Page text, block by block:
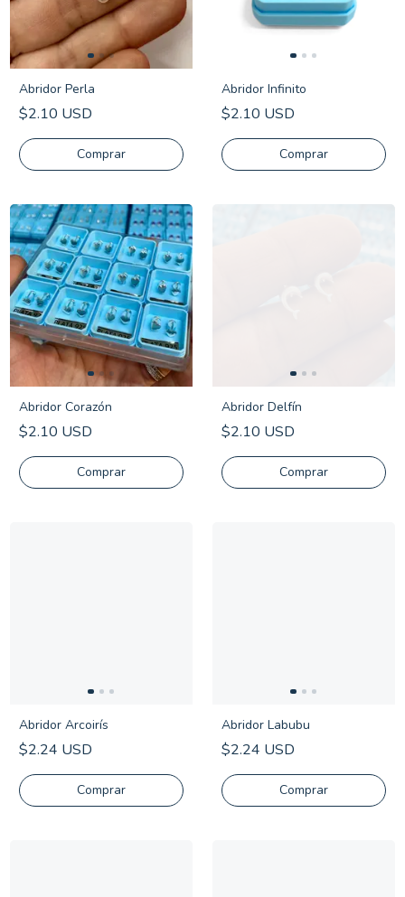
Abridor Perla
$2.10 USD
Comprar
Abridor Infinito
$2.10 USD
Abridor Corazón
$2.10 USD
Comprar
Abridor Delfín
$2.10 USD
Abridor Arcoirís
$2.24 USD
Abridor Labubu
$2.24 USD
Comprar